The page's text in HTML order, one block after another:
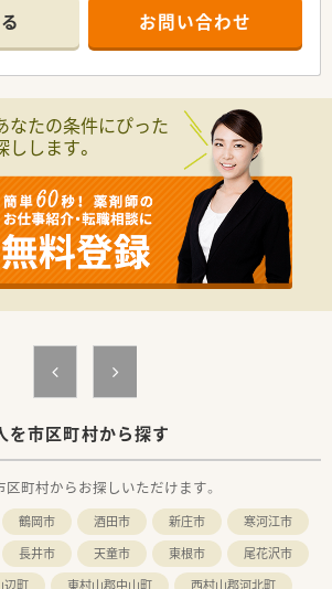
から40枚程度です。
た運営を行っており、居宅介護支援など在宅医療
的に取り組んでいます。
タッフに欠員が発生したため、新たに管理薬剤師
ただける方を急募しています。
の日常会話を楽しみながら、共感を持って優し
きるコミュニケーション能力を求めています。
模の地域社会において、住民の方々と良好な関
地域医療に貢献したい方を歓迎します。
て】
剤薬局店舗を展開しており、地域包括ケアシス
う重要な役割を果たしています。
に連携し、クリーンベンチを活用した高度な在宅
薬局としての認定を受けており、患者様の健康な
でサポートする体制が整っています。
ての募集であり、これまでの調剤経験を十分に
営の中核を担っていただきます。
応じて高水準の給与が提示されます。
には社宅費用を全額提供する制度があり、上限
手当も支給されるため遠方からも安心です。
お問い合わせ
なたの条件にぴった
します。
を市区町村から探す
町村からお探しいただけます。
鶴岡市 酒田市 新庄市
寒河江市
長井市 天童市 東根市
尾花沢市
辺町 東村山郡中山町 西村山郡河北町